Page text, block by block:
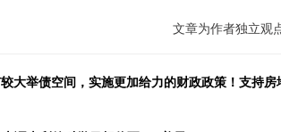
文章为作者独立观
大举债空间，实施更加给力的财政政策！支持